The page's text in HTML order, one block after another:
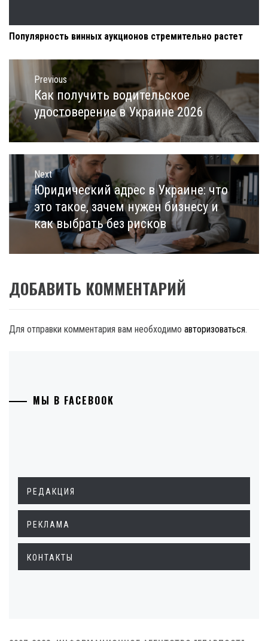
Популярность винных аукционов стремительно растет
Навигация
по
записям
Previous
Previous
post:
Как получить водительское
удостоверение в Украине 2026
Next
Next
post:
Юридический адрес в Украине: что
это такое, зачем нужен бизнесу и
как выбрать без рисков
ДОБАВИТЬ КОММЕНТАРИЙ
Для отправки комментария вам необходимо авторизоваться.
МЫ В FACEBOOK
РЕДАКЦИЯ
РЕКЛАМА
КОНТАКТЫ